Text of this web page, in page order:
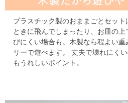
プラスチック製のおままごとセッ
ときに飛んでしまったり、お皿の
びにくい場合も。 木製なら程よい重
リーで遊べます。
丈夫で壊れにく
もうれしいポイント。